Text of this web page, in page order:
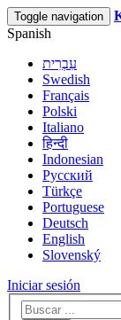
Toggle navigation
Spanish
עִבְרִית
Swedish
Français
Polski
Italiano
हिन्दी
Indonesian
Русский
Türkçe
Portuguese
Deutsch
English
Slovenský
Iniciar sesión